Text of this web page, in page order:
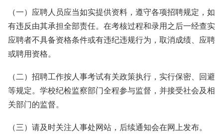
（一）应聘人员应当如实提供资料，遵守各项招聘规定，如
有违反由其承担全部责任。在考核过程和录用之后一经查实
应聘者不具备资格条件或有违纪违规行为，取消成绩、应聘
或聘用资格。
（二）招聘工作按人事考试有关政策执行，实行保密、回避
等规定。学校纪检监察部门全程参与监督，并接受社会及相
关部门的监督。
（三）请及时关注人事处网站，后续通知会在网上发布。